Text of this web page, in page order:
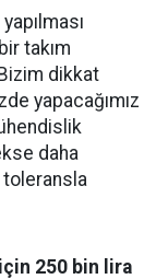
takım
dikkat
yapacağımız
daha
toleransla
250 bin lira